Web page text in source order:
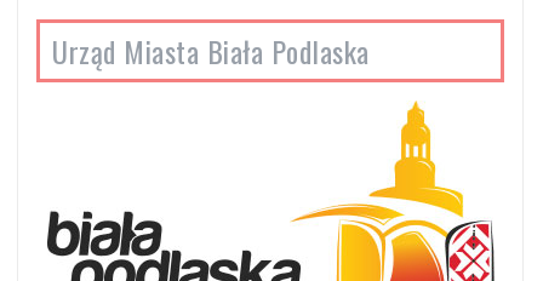
Urząd Miasta Biała Podlaska